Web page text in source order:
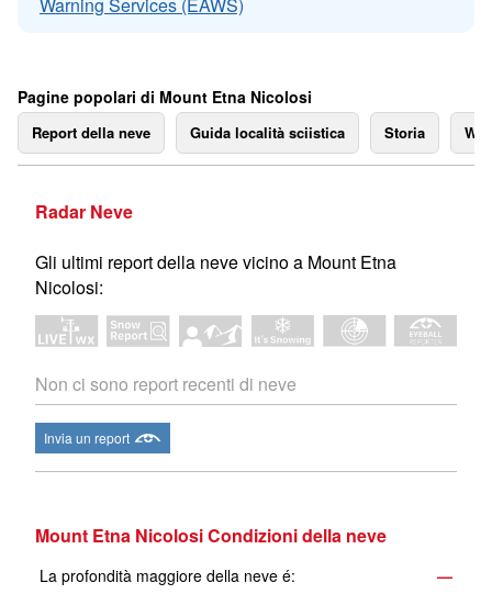
Pagine popolari di Mount Etna Nicolosi
Report della neve Guida località sciistica Storia
Radar Neve
Gli ultimi report della neve vicino a Mount Etna
Nicolosi:
Non ci sono report recenti di neve
Invia un report
Mount Etna Nicolosi Condizioni della neve
La profondità maggiore della neve é:
—